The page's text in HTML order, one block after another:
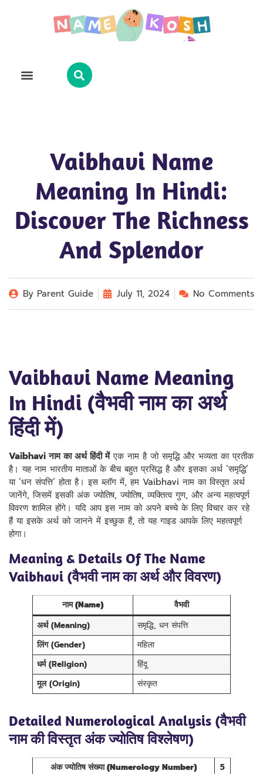
Vaibhavi Name
Meaning In Hindi:
Discover The Richness
And Splendor
By Parent Guide July 11, 2024 No Comments
Vaibhavi Name Meaning
In Hindi (वैभवी नाम का अर्थ
हिंदी में)
Vaibhavi नाम का अर्थ हिंदी मेंएक नाम है जो समृद्धि और भव्यता का प्रतीक
है। यह नाम भारतीय माताओं के बीच बहुत प्रसिद्ध है और इसका अर्थ ‘समृद्धि’
या ‘धन संपत्ति’ होता है। इस ब्लॉग में, हम Vaibhavi नाम का विस्तृत अर्थ
जानेंगे, जिसमें इसकी अंक ज्योतिष, ज्योतिष, व्यक्तित्व गुण, और अन्य महत्वपूर्ण
विवरण शामिल होंगे। यदि आप इस नाम को अपने बच्चे के लिए विचार कर रहे
हैं या इसके अर्थ को जानने में इच्छुक हैं, तो यह गाइड आपके लिए महत्वपूर्ण
होगा।
Meaning & Details Of The Name
Vaibhavi (वैभवी नाम का अर्थ और विवरण)
नाम (Name)
वैभवी
अर्थ (Meaning)
समृद्धि, धन संपत्ति
लिंग (Gender)
महिला
धर्म (Religion)
हिंदू
मूल (Origin)
संस्कृत
Detailed Numerological Analysis (वैभवी
नाम की विस्तृत अंक ज्योतिष विश्लेषण)
अंक ज्योतिष संख्या (Numerology Number)
5